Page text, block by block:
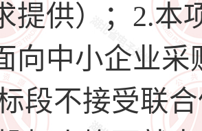
提供）；2.本
向中小企业采
段不接受联